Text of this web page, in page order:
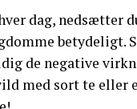
dag, nedsætter
betydeligt.
de negative
med sort te eller